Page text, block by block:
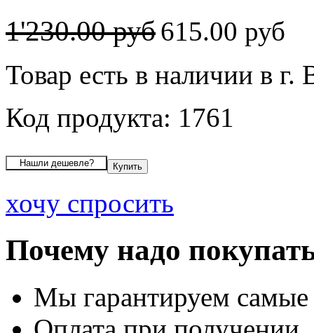
1'230.00 руб615.00 руб
Товар есть в наличии в г.
Код продукта: 1761
хочу спросить
Почему надо
Мы гарантируем